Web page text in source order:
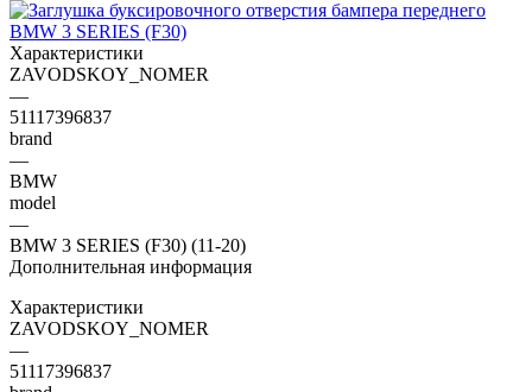
Характеристики
ZAVODSKOY_NOMER
—
51117396837
brand
—
BMW
model
—
BMW 3 SERIES (F30) (11-20)
Дополнительная информация
Характеристики
ZAVODSKOY_NOMER
—
51117396837